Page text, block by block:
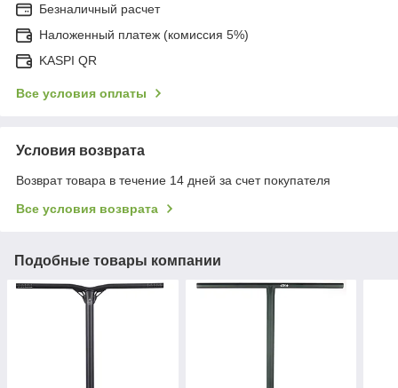
Безналичный расчет
Наложенный платеж (комиссия 5%)
KASPI QR
Все условия оплаты
Условия возврата
Возврат товара в течение 14 дней за счет покупателя
Все условия возврата
Подобные товары компании